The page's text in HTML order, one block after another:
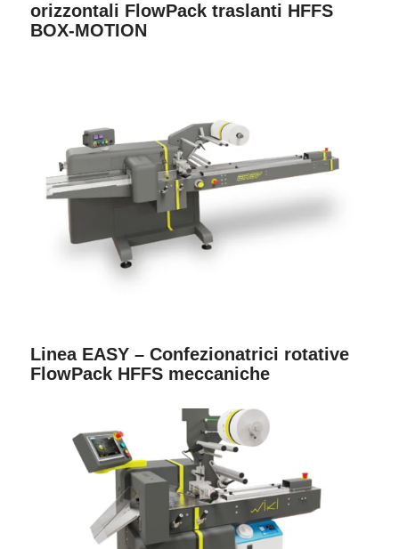
orizzontali FlowPack traslanti HFFS
BOX-MOTION
Linea EASY – Confezionatrici rotative
FlowPack HFFS meccaniche